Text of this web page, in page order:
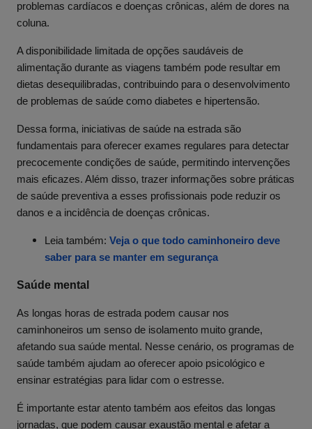
problemas cardíacos e doenças crônicas, além de dores na
coluna.
A disponibilidade limitada de opções saudáveis de
alimentação durante as viagens também pode resultar em
dietas desequilibradas, contribuindo para o desenvolvimento
de problemas de saúde como diabetes e hipertensão.
Dessa forma, iniciativas de saúde na estrada são
fundamentais para oferecer exames regulares para detectar
precocemente condições de saúde, permitindo intervenções
mais eficazes. Além disso, trazer informações sobre práticas
de saúde preventiva a esses profissionais pode reduzir os
danos e a incidência de doenças crônicas.
Leia também: Veja o que todo caminhoneiro deve
saber para se manter em segurança
Saúde mental
As longas horas de estrada podem causar nos
caminhoneiros um senso de isolamento muito grande,
afetando sua saúde mental. Nesse cenário, os programas de
saúde também ajudam ao oferecer apoio psicológico e
ensinar estratégias para lidar com o estresse.
É importante estar atento também aos efeitos das longas
jornadas, que podem causar exaustão mental e afetar a